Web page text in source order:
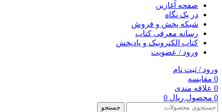
صفحه آغازین
در یک نگاه
شبکه پخش و فروش
رسانه معرفی کتاب
کتاب الکترونیک و پادپخش
ورود / عضویت
ورود / ثبت نام
0 مقایسه
0 علاقه مندی
0 محصول ریال
جستجو